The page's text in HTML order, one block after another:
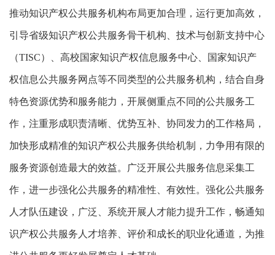
推动知识产权公共服务机构布局更加合理，运行更加高效，
引导省级知识产权公共服务骨干机构、技术与创新支持中心
（TISC）、高校国家知识产权信息服务中心、国家知识产
权信息公共服务网点等不同类型的公共服务机构，结合自身
特色资源优势和服务能力，开展侧重点不同的公共服务工
作，注重形成职责清晰、优势互补、协同发力的工作格局，
加快形成精准的知识产权公共服务供给机制，力争用有限的
服务资源创造最大的效益。广泛开展公共服务信息采集工
作，进一步强化公共服务的精准性、有效性。强化公共服务
人才队伍建设，广泛、系统开展人才能力提升工作，畅通知
识产权公共服务人才培养、评价和成长的职业化通道，为推